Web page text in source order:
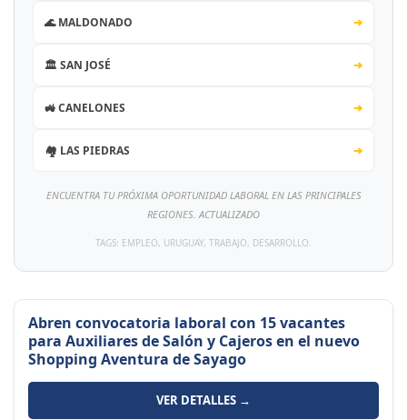
🌊 MALDONADO ➔
🏛️ SAN JOSÉ ➔
🚜 CANELONES ➔
🏘️ LAS PIEDRAS ➔
ENCUENTRA TU PRÓXIMA OPORTUNIDAD LABORAL EN LAS PRINCIPALES
REGIONES. ACTUALIZADO
TAGS: EMPLEO, URUGUAY, TRABAJO, DESARROLLO.
Abren convocatoria laboral con 15 vacantes
para Auxiliares de Salón y Cajeros en el nuevo
Shopping Aventura de Sayago
VER DETALLES →